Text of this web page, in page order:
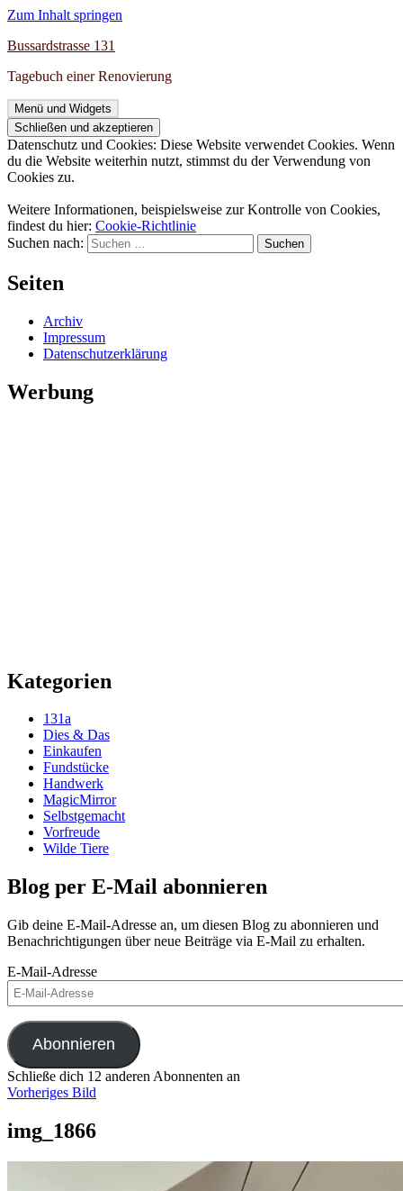
Zum Inhalt springen
Bussardstrasse 131
Tagebuch einer Renovierung
Menü und Widgets
Datenschutz und Cookies: Diese Website verwendet Cookies. Wenn
du die Website weiterhin nutzt, stimmst du der Verwendung von
Cookies zu.
Weitere Informationen, beispielsweise zur Kontrolle von Cookies,
findest du hier: Cookie-Richtlinie
Suchen nach:
Seiten
Archiv
Impressum
Datenschutzerklärung
Werbung
Kategorien
131a
Dies & Das
Einkaufen
Fundstücke
Handwerk
MagicMirror
Selbstgemacht
Vorfreude
Wilde Tiere
Blog per E-Mail abonnieren
Gib deine E-Mail-Adresse an, um diesen Blog zu abonnieren und
Benachrichtigungen über neue Beiträge via E-Mail zu erhalten.
E-Mail-Adresse
Abonnieren
Schließe dich 12 anderen Abonnenten an
Vorheriges Bild
img_1866